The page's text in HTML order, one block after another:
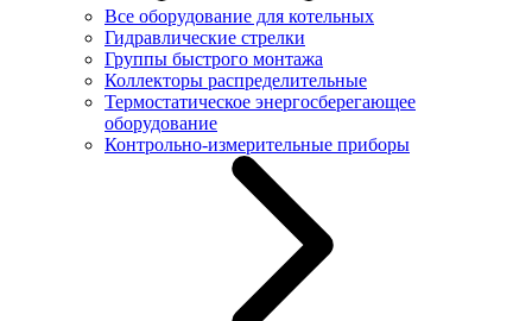
Все оборудование для котельных
Гидравлические стрелки
Группы быстрого монтажа
Коллекторы распределительные
Термостатическое энергосберегающее
оборудование
Контрольно-измерительные приборы